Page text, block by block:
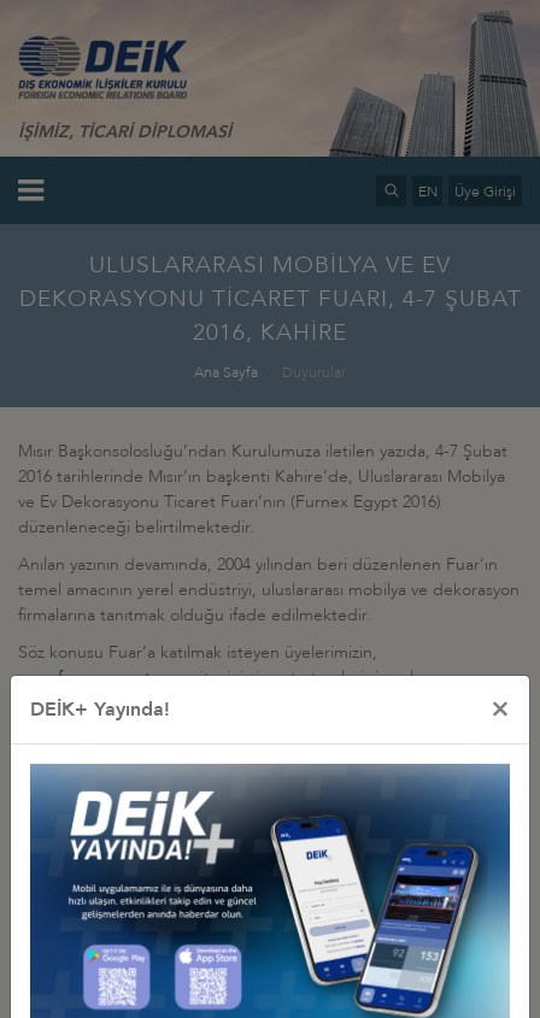
İŞİMİZ, TİCARİ DİPLOMASİ
EN Üye Girişi
ULUSLARARASI MOBİLYA VE EV
DEKORASYONU TİCARET FUARI, 4-7 ŞUBAT
2016, KAHİRE
Ana Sayfa Duyurular
Mısır Başkonsolosluğu’ndan Kurulumuza iletilen yazıda, 4-7 Şubat
2016 tarihlerinde Mısır’ın başkenti Kahire’de, Uluslararası Mobilya
ve Ev Dekorasyonu Ticaret Fuarı’nın (Furnex Egypt 2016)
düzenleneceği belirtilmektedir.
Anılan yazının devamında, 2004 yılından beri düzenlenen Fuar’ın
temel amacının yerel endüstriyi, uluslararası mobilya ve dekorasyon
firmalarına tanıtmak olduğu ifade edilmektedir.
Söz konusu Fuar’a katılmak isteyen üyelerimizin,
www.furnexegypt.comsitesini ziyaret etmeleri rica olunur.
Diğer Duyurular
GÜRCİSTAN YATIRIM PROJELERİ HK.
27 Temmuz 2026 Pazartesi Türkiye - Gürcistan İş Konseyi
AFGANİSTAN TALK MADEN SAHASI GELİŞTİRME İHALESİ HK
27 Temmuz 2026 Pazartesi Türkiye - Afganistan İş Konseyi
DEİK+ Yayında! ×